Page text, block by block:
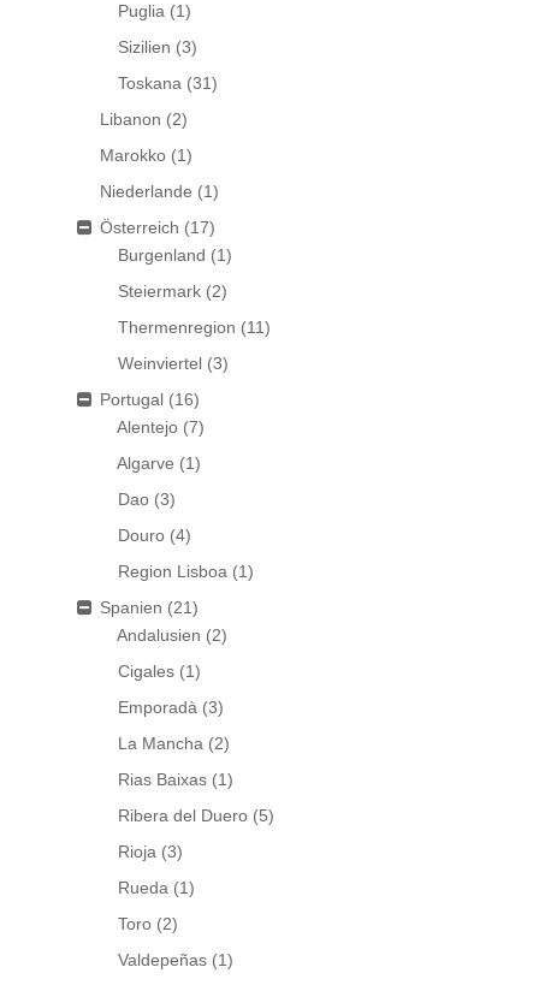
Puglia (1)
Sizilien (3)
Toskana (31)
Libanon (2)
Marokko (1)
Niederlande (1)
Österreich (17)
Burgenland (1)
Steiermark (2)
Thermenregion (11)
Weinviertel (3)
Portugal (16)
Alentejo (7)
Algarve (1)
Dao (3)
Douro (4)
Region Lisboa (1)
Spanien (21)
Andalusien (2)
Cigales (1)
Emporadà (3)
La Mancha (2)
Rias Baixas (1)
Ribera del Duero (5)
Rioja (3)
Rueda (1)
Toro (2)
Valdepeñas (1)